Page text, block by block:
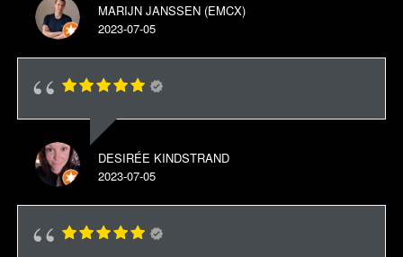
MARIJN JANSSEN (EMCX)
2023-07-05
DESIRÉE KINDSTRAND
2023-07-05